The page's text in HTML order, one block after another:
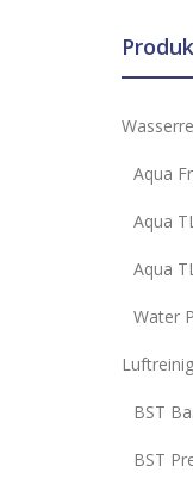
Aqua
Aqua
Aqua
Water
BST
BST